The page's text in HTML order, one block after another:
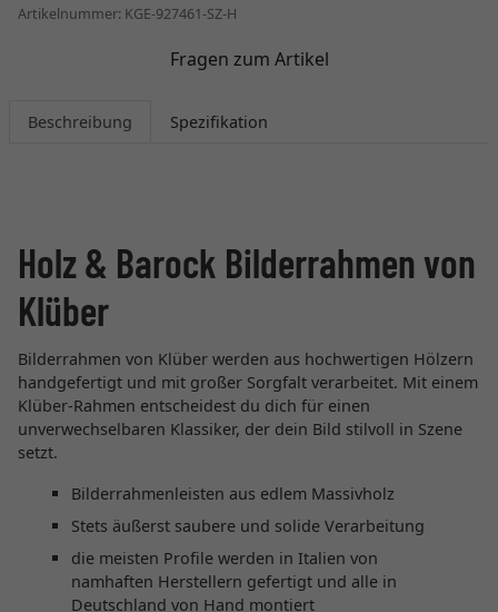
Artikelnummer: KGE-927461-SZ-H
Fragen zum Artikel
Beschreibung Spezifikation
Holz & Barock Bilderrahmen von
Klüber
Bilderrahmen von Klüber werden aus hochwertigen Hölzern
handgefertigt und mit großer Sorgfalt verarbeitet. Mit einem
Klüber-Rahmen entscheidest du dich für einen
unverwechselbaren Klassiker, der dein Bild stilvoll in Szene
setzt.
Bilderrahmenleisten aus edlem Massivholz
Stets äußerst saubere und solide Verarbeitung
die meisten Profile werden in Italien von
namhaften Herstellern gefertigt und alle in
Deutschland von Hand montiert